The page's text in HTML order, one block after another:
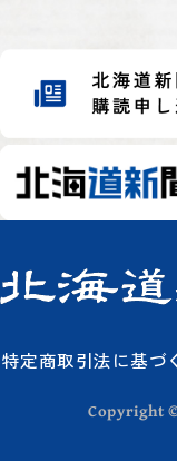
特定商取引法に基づ
Copyright